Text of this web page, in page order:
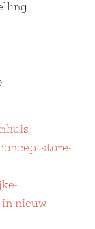
nieuw-